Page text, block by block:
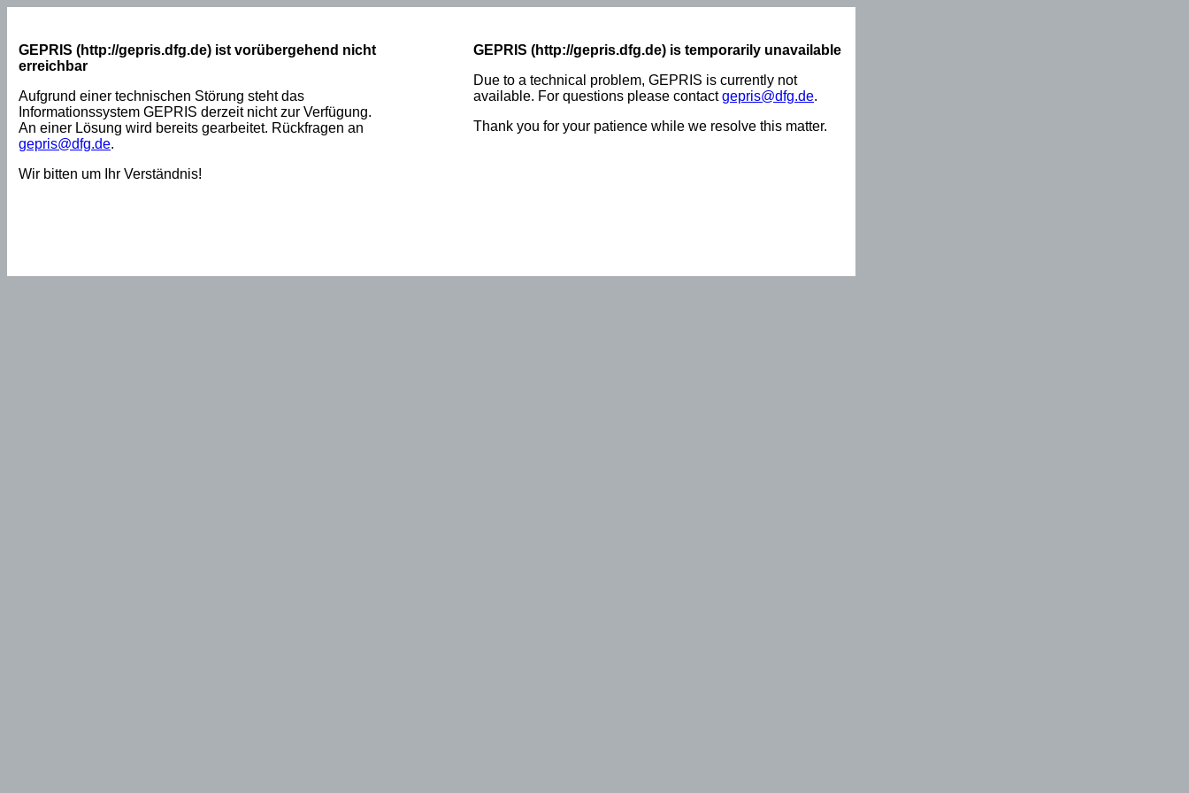
GEPRIS (http://gepris.dfg.de) ist vorübergehend nicht
erreichbar
Aufgrund einer technischen Störung steht das
Informationssystem GEPRIS derzeit nicht zur Verfügung.
An einer Lösung wird bereits gearbeitet. Rückfragen an
gepris@dfg.de.
Wir bitten um Ihr Verständnis!
GEPRIS (http://gepris.dfg.de) is temporarily unavailable
Due to a technical problem, GEPRIS is currently not
available. For questions please contactgepris@dfg.de.
Thank you for your patience while we resolve this matter.